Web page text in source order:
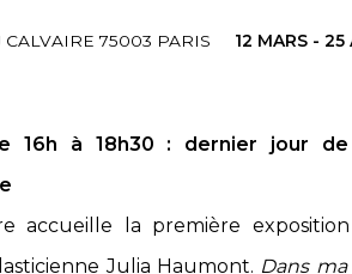
12 MARS -
CALVAIRE 75003 PARIS
16h à 18h30 : dernier jour
accueille la première
Julia Haumont. Dans